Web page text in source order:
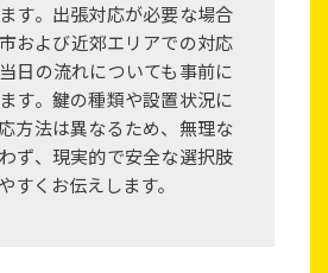
す。出張対応が必要な場合
および近郊エリアでの対応
日の流れについても事前に
す。鍵の種類や設置状況に
方法は異なるため、無理な
ず、現実的で安全な選択肢
すくお伝えします。